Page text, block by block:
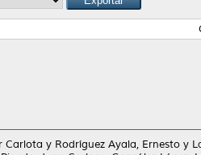
Carlota y Rodríguez Ayala, Ernesto y